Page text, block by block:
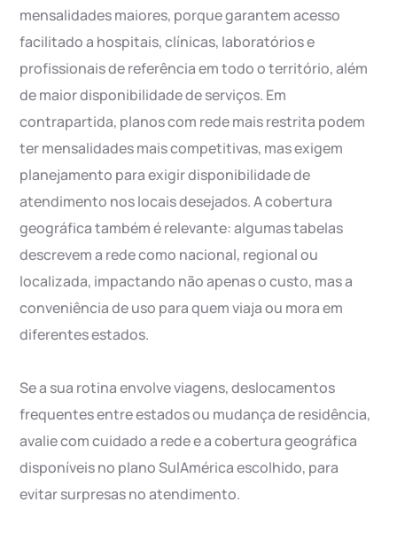
mensalidades maiores, porque garantem acesso
facilitado a hospitais, clínicas, laboratórios e
profissionais de referência em todo o território, além
de maior disponibilidade de serviços. Em
contrapartida, planos com rede mais restrita podem
ter mensalidades mais competitivas, mas exigem
planejamento para exigir disponibilidade de
atendimento nos locais desejados. A cobertura
geográfica também é relevante: algumas tabelas
descrevem a rede como nacional, regional ou
localizada, impactando não apenas o custo, mas a
conveniência de uso para quem viaja ou mora em
diferentes estados.
Se a sua rotina envolve viagens, deslocamentos
frequentes entre estados ou mudança de residência,
avalie com cuidado a rede e a cobertura geográfica
disponíveis no plano SulAmérica escolhido, para
evitar surpresas no atendimento.